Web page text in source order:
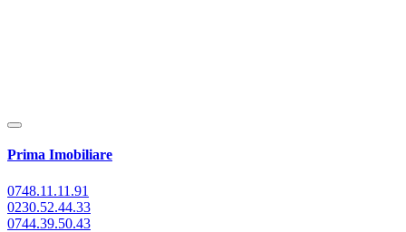
Prima Imobiliare
0748.11.11.91
0230.52.44.33
0744.39.50.43